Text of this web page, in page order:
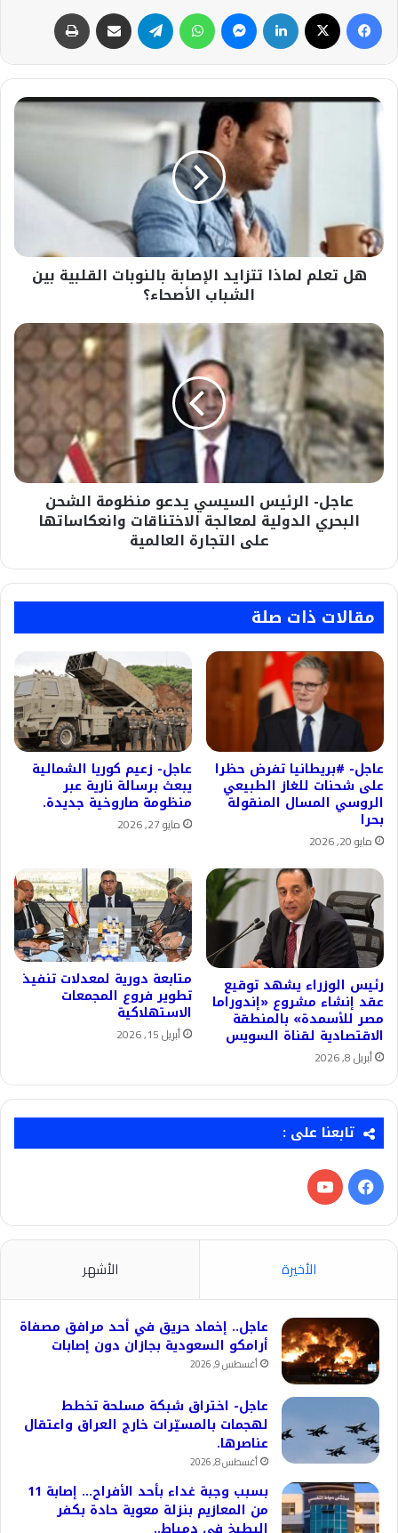
فيسبوك لينكدإن ماسنجر واتساب تيلقرام مشاركة عبر البريد
هل
لماذا
بين
الشباب
الأصحاء؟
هل تعلم لماذا تتزايد الإصابة بالنوبات القلبية بين
الشباب الأصحاء؟
عاجل-
الرئيس
السيسي
يدعو
منظومة
الشحن
البحري
الدولية
لمعالجة
الاختناقات
وانعكاساتها
العالمية
عاجل- الرئيس السيسي يدعو منظومة الشحن
البحري الدولية لمعالجة الاختناقات وانعكاساتها
على التجارة العالمية
مقالات ذات صلة
عاجل- #بريطانيا تفرض حظرا
على شحنات للغاز الطبيعي
الروسي المسال المنقولة
بحرا
مايو 20, 2026
عاجل- زعيم كوريا الشمالية
يبعث برسالة نارية عبر
منظومة صاروخية جديدة.
مايو 27, 2026
رئيس الوزراء يشهد توقيع
عقد إنشاء مشروع «إندوراما
مصر للأسمدة» بالمنطقة
الاقتصادية لقناة السويس
أبريل 8, 2026
متابعة دورية لمعدلات تنفيذ
تطوير فروع المجمعات
الاستهلاكية
أبريل 15, 2026
تابعنا على :
فيسبوك‫YouTube
الأخيرة الأشهر
عاجل.. إخماد حريق في أحد مرافق مصفاة
أرامكو السعودية بجازان دون إصابات
أغسطس 9, 2026
عاجل- اختراق شبكة مسلحة تخطط
لهجمات بالمسيّرات خارج العراق واعتقال
عناصرها.
أغسطس 8, 2026
بسبب وجبة غداء بأحد الأفراح… إصابة 11
من المعازيم بنزلة معوية حادة بكفر